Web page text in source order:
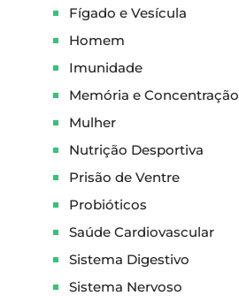
Fígado e Vesícula
Homem
Imunidade
Memória e Concentração
Mulher
Nutrição Desportiva
Prisão de Ventre
Probióticos
Saúde Cardiovascular
Sistema Digestivo
Sistema Nervoso